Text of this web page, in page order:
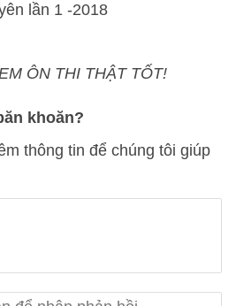
ÔN THI THẬT TỐT!
khoăn?
thông tin để chúng tôi giúp